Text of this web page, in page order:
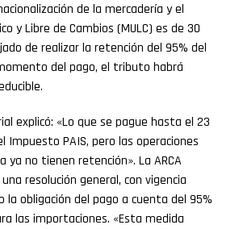
de la mercadería y el
y Libre de Cambios (MULC) es de 30
de realizar la retención del 95% del
del pago, el tributo habrá
explicó: «Lo que se pague hasta el 23
Impuesto PAIS, pero las operaciones
ya no tienen retención». La ARCA
resolución general, con vigencia
la obligación del pago a cuenta del 95%
las importaciones. «Esta medida